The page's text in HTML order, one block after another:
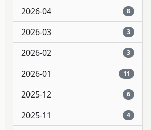
2026-04 8
2026-03 3
2026-02 3
2026-01 11
2025-12 6
2025-11 4